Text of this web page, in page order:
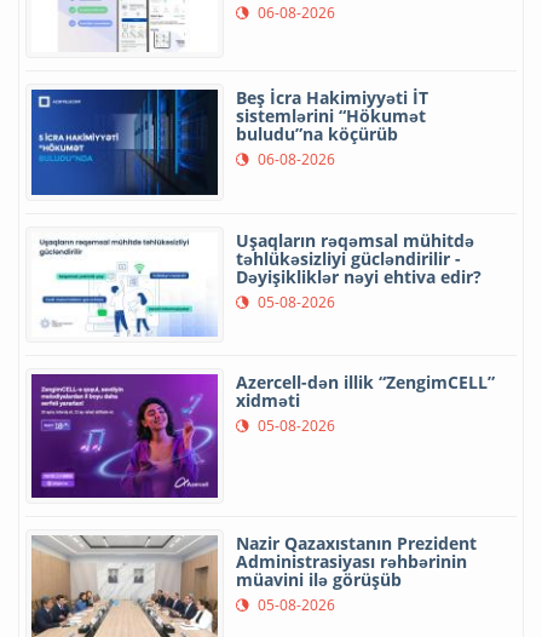
06-08-2026
Beş İcra Hakimiyyəti İT
sistemlərini “Hökumət
buludu”na köçürüb
06-08-2026
Uşaqların rəqəmsal mühitdə
təhlükəsizliyi gücləndirilir -
Dəyişikliklər nəyi ehtiva edir?
05-08-2026
Azercell-dən illik “ZengimCELL”
xidməti
05-08-2026
Nazir Qazaxıstanın Prezident
Administrasiyası rəhbərinin
müavini ilə görüşüb
05-08-2026